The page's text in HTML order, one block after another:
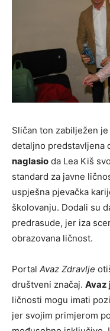
Sličan ton zabilježen
detaljno predstavljena
naglasio da Lea Kiš
standard za javne
uspješna pjevačka
školovanju. Dodali su
predrasude, jer iza
obrazovana ličnost.
Portal Avaz Zdravlje
društveni značaj. Avaz
ličnosti mogu imati
jer svojim primjerom